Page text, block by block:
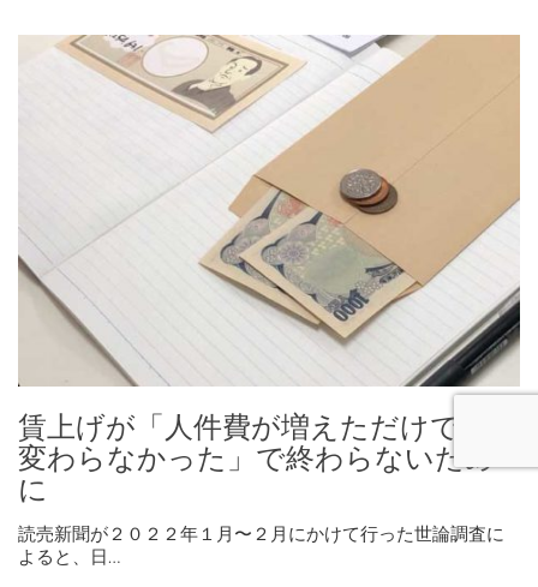
賃上げが「人件費が増えただけで何も
変わらなかった」で終わらないため
に
読売新聞が２０２２年１月〜２月にかけて行った世論調査に
よると、日…